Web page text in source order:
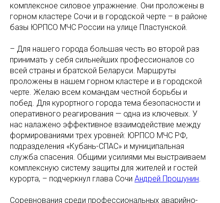
комплексное силовое упражнение. Они проложены в
горном кластере Сочи и в городской черте – в районе
базы ЮРПСО МЧС России на улице Пластунской.
– Для нашего города большая честь во второй раз
принимать у себя сильнейших профессионалов со
всей страны и братской Беларуси. Маршруты
проложены в нашем горном кластере и в городской
черте. Желаю всем командам честной борьбы и
побед. Для курортного города тема безопасности и
оперативного реагирования — одна из ключевых. У
нас налажено эффективное взаимодействие между
формированиями трех уровней: ЮРПСО МЧС РФ,
подразделения «Кубань-СПАС» и муниципальная
служба спасения. Общими усилиями мы выстраиваем
комплексную систему защиты для жителей и гостей
курорта, – подчеркнул глава Сочи Андрей Прошунин
Соревнования среди профессиональных аварийно-